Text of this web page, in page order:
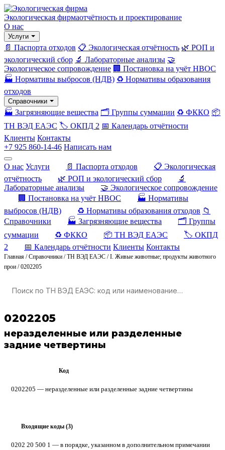
Экологическая фирмаотчётность и проектирование
О нас
Услуги
📄 Паспорта отходов 📋 Экологическая отчётность 🌿 РОП и
экологический сбор 🔬 Лабораторные анализы 🤝
Экологическое сопровождение 🏢 Постановка на учёт НВОС
🏭 Нормативы выбросов (НДВ) ♻️ Нормативы образования
отходов
Справочники
🏭 Загрязняющие вещества 🗂️ Группы суммации ♻️ ФККО 📦
ТН ВЭД ЕАЭС 🏷️ ОКПД 2 📅 Календарь отчётности
Клиенты Контакты
+7 925 860-14-46 Написать нам
О нас Услуги 📄 Паспорта отходов
📋 Экологическая
отчётность
🌿 РОП и экологический сбор
🔬
Лабораторные анализы
🤝 Экологическое сопровождение
🏢 Постановка на учёт НВОС
🏭 Нормативы
выбросов (НДВ)
♻️ Нормативы образования отходов 📁
Справочники
🏭 Загрязняющие вещества
🗂️ Группы
суммации
♻️ ФККО 📦 ТН ВЭД ЕАЭС
🏷️ ОКПД
2
📅 Календарь отчётности Клиенты Контакты
Главная /Справочники /ТН ВЭД ЕАЭС /I. Живые животные; продукты животного
прои /0202205
0202205
неразделенные или разделенные
задние четвертины
Код
0202205 — неразделенные или разделенные задние четвертины
Входящие коды (3)
0202 20 500 1 — в порядке, указанном в дополнительном примечании